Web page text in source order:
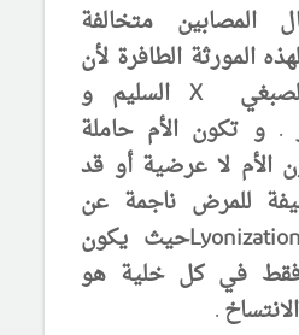
المصابين متخالفة
المورثة الطافرة لأن
X السليم و
. و تكون الأم حاملة
الأم لا عرضية أو قد
للمرض ناجمة عن
حيث يكون
في كل خلية هو
.